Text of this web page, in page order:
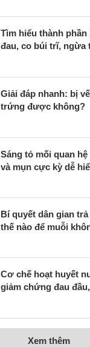
Tìm hiểu thành
đau, co búi trĩ, ngừa
Giải đáp nhanh: bị
trứng được không?
Sáng tỏ mối quan
và mụn cực kỳ dễ
Bí quyết dân gian
thế nào để muỗi
Cơ chế hoạt huyết
giảm chứng đau
Xem thêm